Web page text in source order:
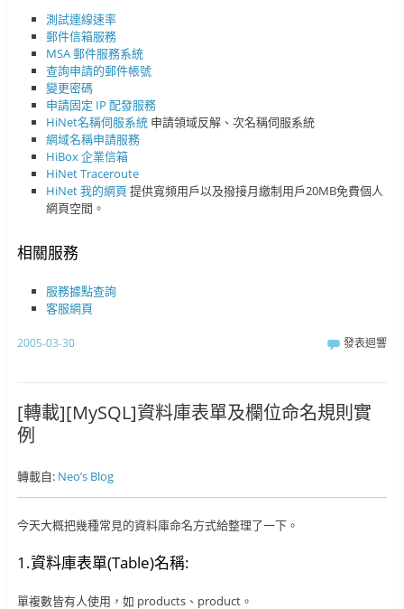
測試連線速率
郵件信箱服務
MSA 郵件服務系統
查詢申請的郵件帳號
變更密碼
申請固定 IP 配發服務
HiNet名稱伺服系統 申請領域反解、次名稱伺服系統
網域名稱申請服務
HiBox 企業信箱
HiNet Traceroute
HiNet 我的網頁 提供寬頻用戶以及撥接月繳制用戶20MB免費個人
網頁空間。
相關服務
服務據點查詢
客服網頁
2005-03-30 發表迴響
[轉載][MySQL]資料庫表單及欄位命名規則實
例
轉載自: Neo’s Blog
今天大概把幾種常見的資料庫命名方式給整理了一下。
1.資料庫表單(Table)名稱:
單複數皆有人使用，如 products、product。